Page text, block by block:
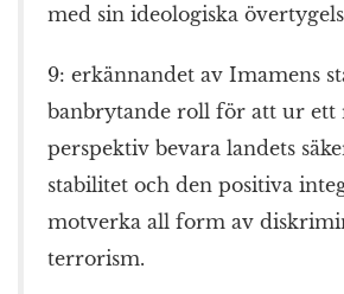
med sin ideologiska
9: erkännandet av Imamens
banbrytande roll för att ur ett
perspektiv bevara landets
stabilitet och den positiva
motverka all form av
terrorism.